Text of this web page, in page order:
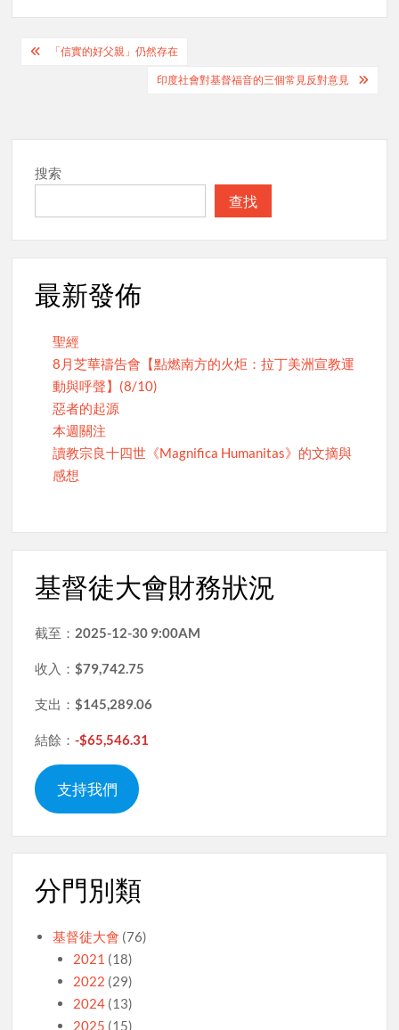
Post「信實的好父親」仍然存在
印度社會對基督福音的三個常見反對意見
搜索
查找
最新發佈
聖經
8月芝華禱告會【點燃南方的火炬：拉丁美洲宣教運
動與呼聲】(8/10)
惡者的起源
本週關注
讀教宗良十四世《Magnifica Humanitas》的文摘與
感想
基督徒大會財務狀況
截至： 2025-12-30 9:00AM
收入：$79,742.75
支出：$145,289.06
結餘：-$65,546.31
支持我們
分門別類
基督徒大會 (76)
2021 (18)
2022 (29)
2024(13)
2025 (15)